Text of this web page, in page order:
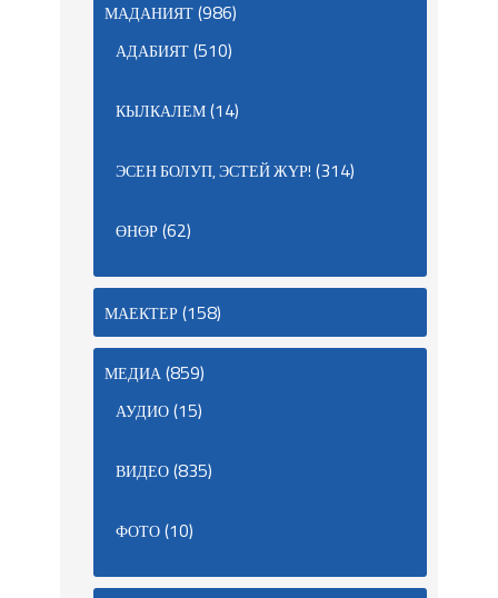
МАДАНИЯТ(986)
АДАБИЯТ(510)
КЫЛКАЛЕМ(14)
ЭСЕН БОЛУП, ЭСТЕЙ ЖҮР! (314)
ӨНӨР(62)
МАЕКТЕР(158)
МЕДИА(859)
АУДИО(15)
ВИДЕО(835)
ФОТО(10)